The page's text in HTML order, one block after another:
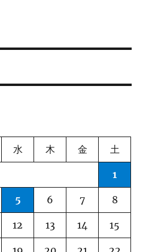
水 木 金 土
1
5 6 7 8
12 13 14 15